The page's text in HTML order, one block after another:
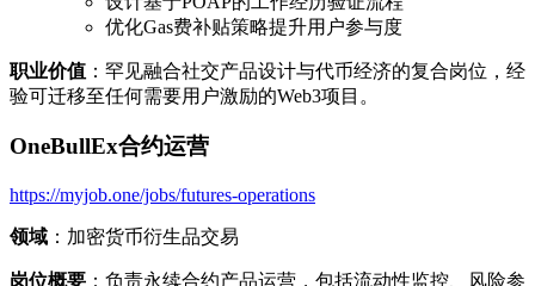
优化Gas费补贴策略提升用户参与度
职业价值 ：罕见融合社交产品设计与代币经济的复合岗位，经
验可迁移至任何需要用户激励的Web3项目。
OneBullEx合约运营
https://myjob.one/jobs/futures-operations
领域 ：加密货币衍生品交易
岗位概要 ：负责永续合约产品运营，包括流动性监控、风险参